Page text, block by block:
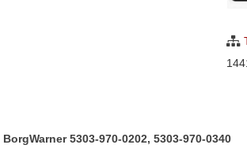
5303-970-0202, 5303-970-0340